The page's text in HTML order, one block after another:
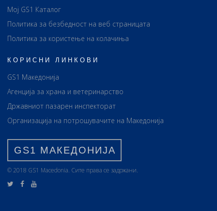
Мој GS1 Каталог
Политика за безбедност на веб страницата
Политика за користење на колачиња
КОРИСНИ ЛИНКОВИ
GS1 Македонија
Агенција за храна и ветеринарство
Државниот пазарен инспекторат
Организација на потрошувачите на Македонија
GS1 МАКЕДОНИЈА
© 2018 GS1 Маcedonia. Сите права се задржани.